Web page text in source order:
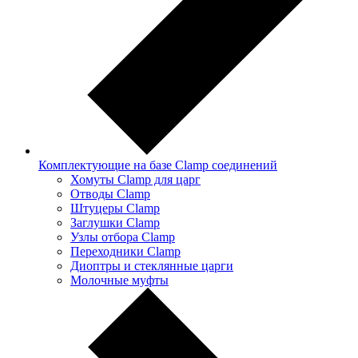
Комплектующие на базе Clamp соединений
Хомуты Clamp для царг
Отводы Clamp
Штуцеры Clamp
Заглушки Clamp
Узлы отбора Clamp
Переходники Clamp
Диоптры и стеклянные царги
Молочные муфты